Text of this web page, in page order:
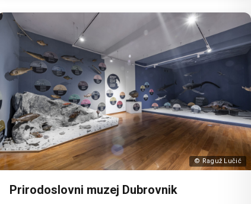
© Raguž Lučić
Prirodoslovni muzej Dubrovnik